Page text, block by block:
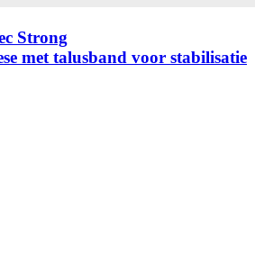
Strong
met talusband voor stabilisatie